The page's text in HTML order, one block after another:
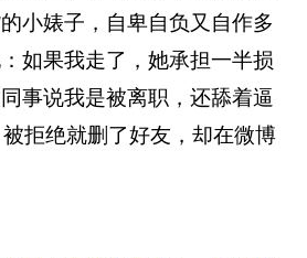
小婊子，自卑自负又自作多
如果我走了，她承担一半损
事说我是被离职，还舔着逼
拒绝就删了好友，却在微博